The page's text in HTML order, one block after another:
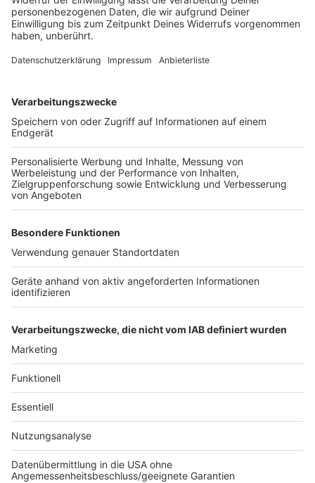
beispielsweise die verbindliche Patientensteuerung
oder die Änderung der Arzthonorare, müsste sich die
beispielsweise Bundesgesetze geändert oder neu
betont Laumann - will er einen Impuls für die
Reformvorstellungen umgesetzt werden ist damit
noch offen.
Anzeige
Das gesamte Eckpunkte-Papier der Landesregierung
Anzeige